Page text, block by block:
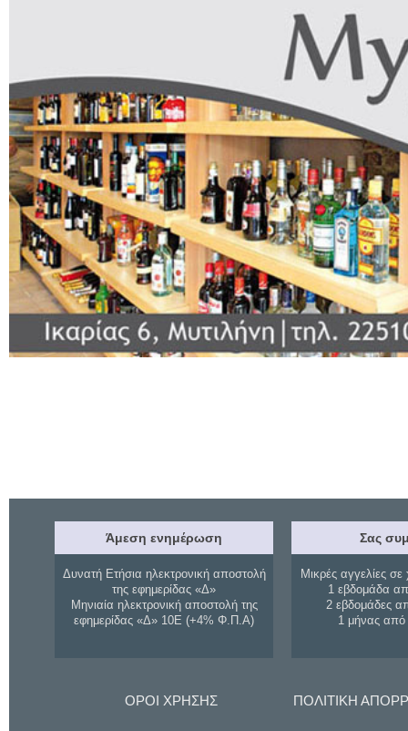
Άμεση ενημέρωση
Δυνατή Ετήσια ηλεκτρονική αποστολή
της εφημερίδας «Δ»
Μηνιαία ηλεκτρονική αποστολή της
εφημερίδας «Δ» 10Ε (+4% Φ.Π.Α)
Σας
Μικρές αγγελίες σε
1 εβδομάδα
2 εβδομάδες
1 μήνας
ΟΡΟΙ ΧΡΗΣΗΣ ΠΟΛΙΤΙΚΗ